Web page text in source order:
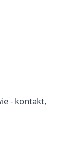
- kontakt,